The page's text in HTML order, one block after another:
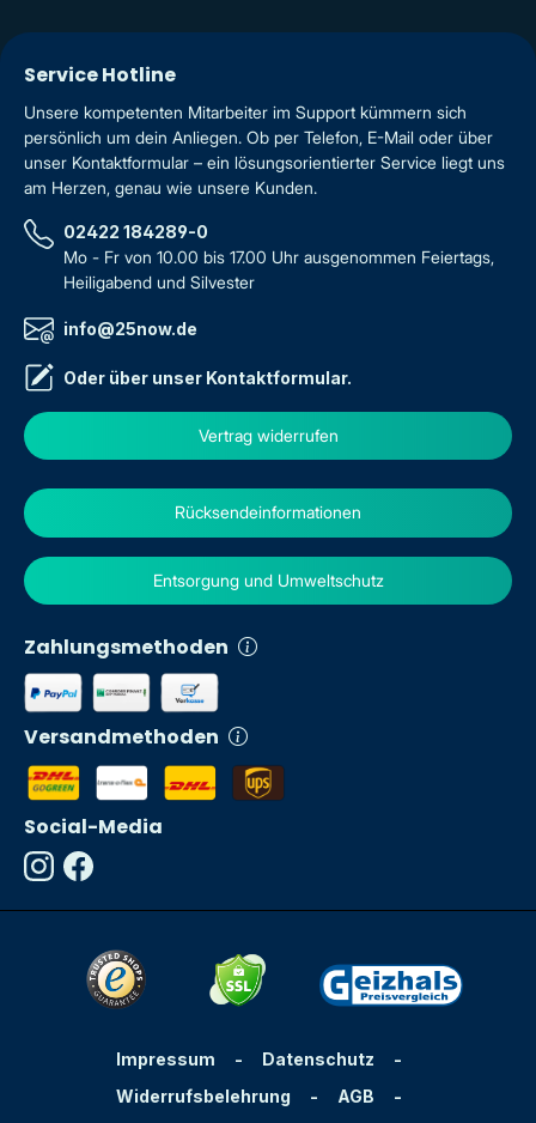
Service Hotline
Unsere kompetenten Mitarbeiter im Support kümmern sich
persönlich um dein Anliegen. Ob per Telefon, E-Mail oder über
unser Kontaktformular – ein lösungsorientierter Service liegt uns
am Herzen, genau wie unsere Kunden.
02422 184289-0
Mo - Fr von 10.00 bis 17.00 Uhr ausgenommen Feiertags,
Heiligabend und Silvester
info@25now.de
Oder über unser Kontaktformular.
Vertrag widerrufen
Zahlungsmethoden
Versandmethoden
Rücksendeinformationen
Entsorgung und Umweltschutz
Social-Media
Impressum - Datenschutz
-
Widerrufsbelehrung
- AGB -